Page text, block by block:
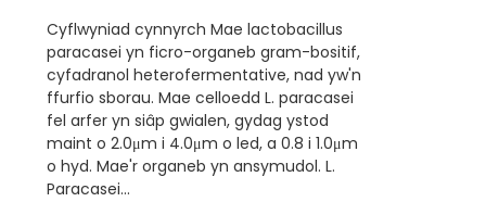
Cyflwyniad cynnyrch Mae lactobacillus
paracasei yn ficro-organeb gram-bositif,
cyfadranol heterofermentative, nad yw'n
ffurfio sborau. Mae celloedd L. paracasei
fel arfer yn siâp gwialen, gydag ystod
maint o 2.0μm i 4.0μm o led, a 0.8 i 1.0μm
o hyd. Mae'r organeb yn ansymudol. L.
Paracasei...